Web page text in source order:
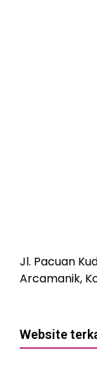
Jl. Pacuan
Arcamanik,
Website